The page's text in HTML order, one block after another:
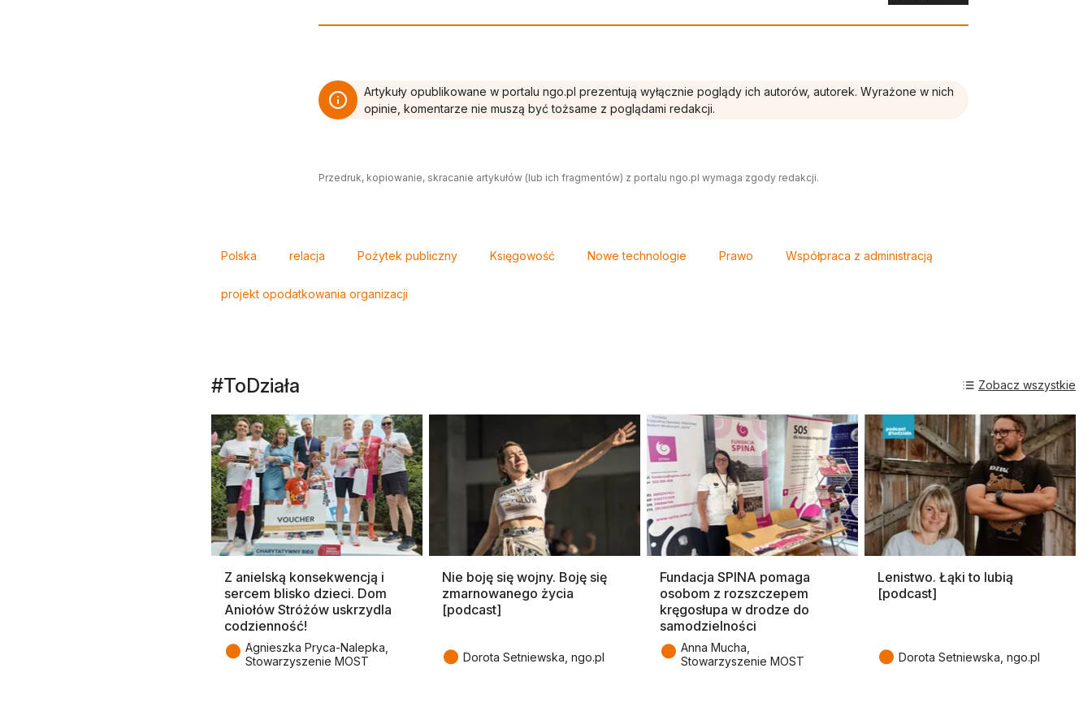
Artykuły opublikowane w portalu ngo.pl prezentują wyłącznie poglądy ich autorów, autorek. Wyrażone w nich
opinie, komentarze nie muszą być tożsame z poglądami redakcji.
Przedruk, kopiowanie, skracanie artykułów (lub ich fragmentów) z portalu ngo.pl wymaga zgody redakcji.
Polska relacja Pożytek publiczny Księgowość Nowe technologie Prawo Współpraca z administracją
projekt opodatkowania organizacji
#ToDziała
Z anielską konsekwencją i
sercem blisko dzieci. Dom
Aniołów Stróżów uskrzydla
codzienność!
● Agnieszka Pryca-Nalepka,
Stowarzyszenie MOST
Nie boję się wojny. Boję się
zmarnowanego życia
[podcast]
● Dorota Setniewska, ngo.pl
Fundacja SPINA pomaga
osobom z rozszczepem
kręgosłupa w drodze do
samodzielności
● Anna Mucha,
Stowarzyszenie MOST
Lenistwo. Łąki to lubią
[podcast]
● Dorota Setniewska, ngo.pl
Zobacz wszystkie